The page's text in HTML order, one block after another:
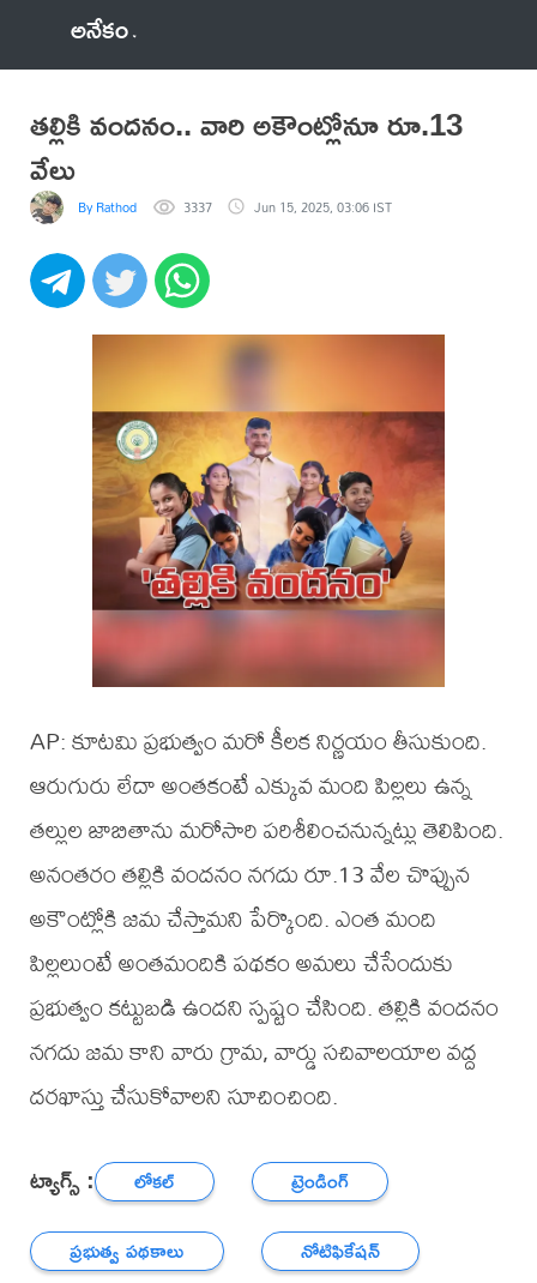
అనేకం
తల్లికి వందనం.. వారి అకౌంట్లోనూ రూ.13
వేలు
By Rathod 3337 Jun 15, 2025, 03:06 IST
AP: కూటమి ప్రభుత్వం మరో కీలక నిర్ణయం తీసుకుంది.
ఆరుగురు లేదా అంతకంటే ఎక్కువ మంది పిల్లలు ఉన్న
తల్లుల జాబితాను మరోసారి పరిశీలించనున్నట్లు తెలిపింది.
అనంతరం తల్లికి వందనం నగదు రూ.13 వేల చొప్పున
అకౌంట్లోకి జమ చేస్తామని పేర్కొంది. ఎంత మంది
పిల్లలుంటే అంతమందికి పథకం అమలు చేసేందుకు
ప్రభుత్వం కట్టుబడి ఉందని స్పష్టం చేసింది. తల్లికి వందనం
నగదు జమ కాని వారు గ్రామ, వార్డు సచివాలయాల వద్ద
దరఖాస్తు చేసుకోవాలని సూచించింది.
ట్యాగ్స్ : లోకల్
ట్రెండింగ్
ప్రభుత్వ పథకాలు
నోటిఫికేషన్